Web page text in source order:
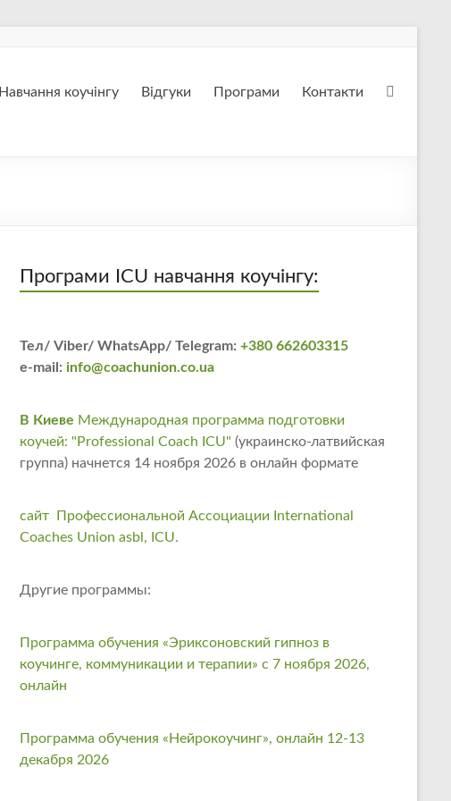
Навчання коучінгу Відгуки Програми Контакти
Програми ICU навчання коучінгу:
Тел/ Viber/ WhatsApp/ Telegram: +380 662603315
e-mail: info@coachunion.co.ua
В Киеве Международная программа подготовки
коучей: "Professional Coach ICU" (украинско-латвийская
группа) начнется 14 ноября 2026 в онлайн формате
сайт Профессиональной Ассоциации International
Coaches Union asbl, ICU.
Другие программы:
Программа обучения «Эриксоновский гипноз в
коучинге, коммуникации и терапии» с 7 ноября 2026,
онлайн
Программа обучения «Нейрокоучинг», онлайн 12-13
декабря 2026